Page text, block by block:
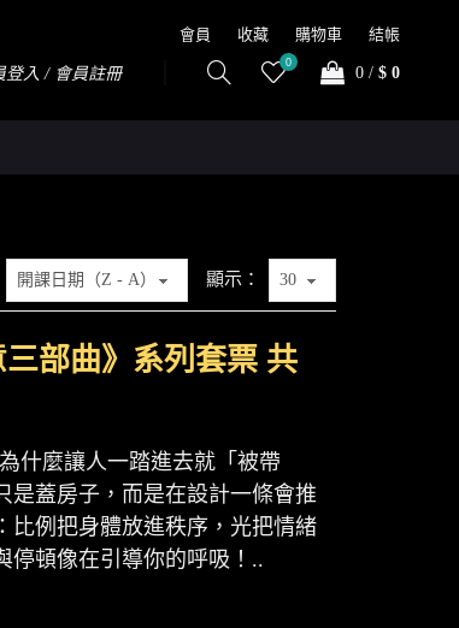
會員 收藏 購物車 結帳
登入 / 會員註冊
0
0 / $ 0
顯示：
三部曲》系列套票 共
什麼讓人一踏進去就「被帶
是蓋房子，而是在設計一條會推
比例把身體放進秩序，光把情緒
停頓像在引導你的呼吸！..